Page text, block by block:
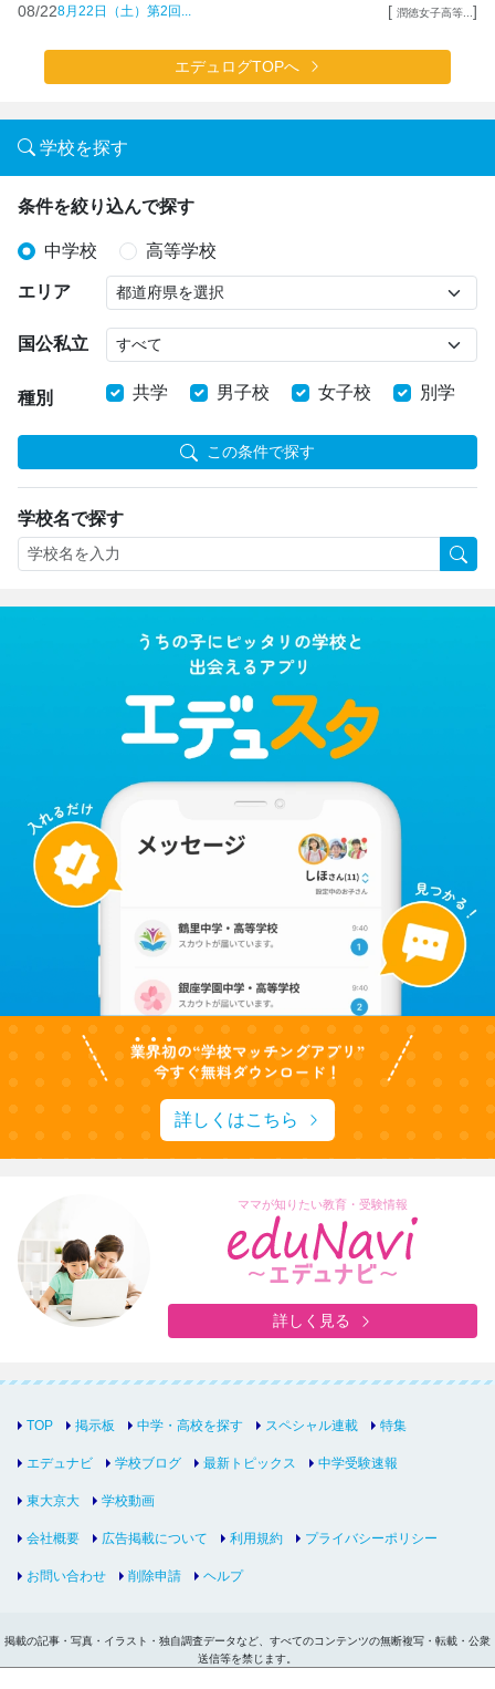
08/228月22日（土）第2回... [ 潤徳女子高等... ]
エデュログTOPへ
学校を探す
条件を絞り込んで探す
中学校 高等学校
エリア
国公私立
種別 共学 男子校 女子校 別学
この条件で探す
学校名で探す
詳しくはこちら
ママが知りたい教育・受験情報
詳しく見る
TOP 掲示板 中学・高校を探す スペシャル連載 特集
エデュナビ 学校ブログ 最新トピックス 中学受験速報
東大京大 学校動画
会社概要 広告掲載について 利用規約 プライバシーポリシー
お問い合わせ 削除申請 ヘルプ
掲載の記事・写真・イラスト・独自調査データなど、すべてのコンテンツの無断複写・転載・公衆
送信等を禁じます。